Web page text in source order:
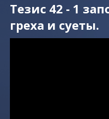
Тезис 42 - 1
греха и суеты.